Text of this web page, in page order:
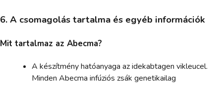
6. A csomagolás tartalma és egyéb információk
Mit tartalmaz az Abecma?
A készítmény hatóanyaga az idekabtagen vikleucel.
Minden Abecma infúziós zsák genetikailag